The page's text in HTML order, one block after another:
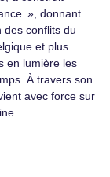
», donnant
des conflits du
et plus
en lumière les
À travers son
avec force sur